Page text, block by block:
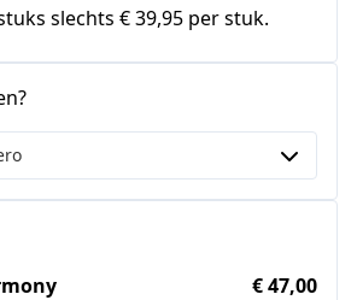
slechts € 39,95 per stuk.
€ 47,00